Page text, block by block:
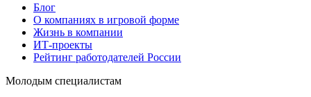
Блог
О компаниях в игровой форме
Жизнь в компании
ИТ-проекты
Рейтинг работодателей России
Молодым специалистам